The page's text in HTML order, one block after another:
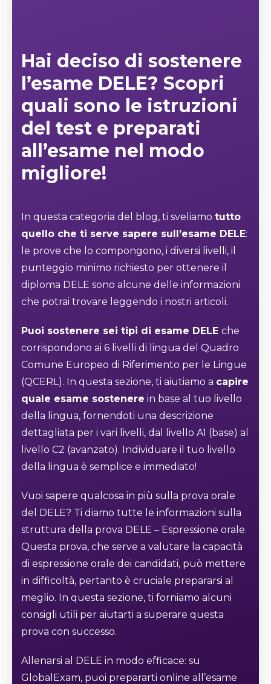
Hai deciso di sostenere
l’esame DELE? Scopri
quali sono le istruzioni
del test e preparati
all’esame nel modo
migliore!
In questa categoria del blog, ti sveliamo tutto
quello che ti serve sapere sull’esame DELE:
le prove che lo compongono, i diversi livelli, il
punteggio minimo richiesto per ottenere il
diploma DELE sono alcune delle informazioni
che potrai trovare leggendo i nostri articoli.
Puoi sostenere sei tipi di esame DELE che
corrispondono ai 6 livelli di lingua del Quadro
Comune Europeo di Riferimento per le Lingue
(QCERL). In questa sezione, ti aiutiamo a capire
quale esame sostenere in base al tuo livello
della lingua, fornendoti una descrizione
dettagliata per i vari livelli, dal livello A1 (base) al
livello C2 (avanzato). Individuare il tuo livello
della lingua è semplice e immediato!
Vuoi sapere qualcosa in più sulla prova orale
del DELE? Ti diamo tutte le informazioni sulla
struttura della prova DELE – Espressione orale.
Questa prova, che serve a valutare la capacità
di espressione orale dei candidati, può mettere
in difficoltà, pertanto è cruciale prepararsi al
meglio. In questa sezione, ti forniamo alcuni
consigli utili per aiutarti a superare questa
prova con successo.
Allenarsi al DELE in modo efficace: su
GlobalExam, puoi prepararti online all’esame